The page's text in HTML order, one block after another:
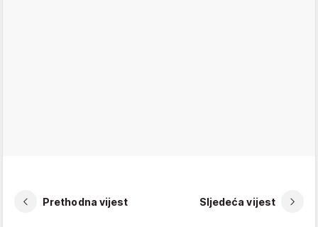
Prethodna vijest Sljedeća vijest